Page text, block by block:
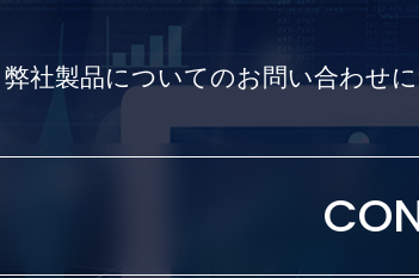
基板
弊社製品についてのお問い合わせ